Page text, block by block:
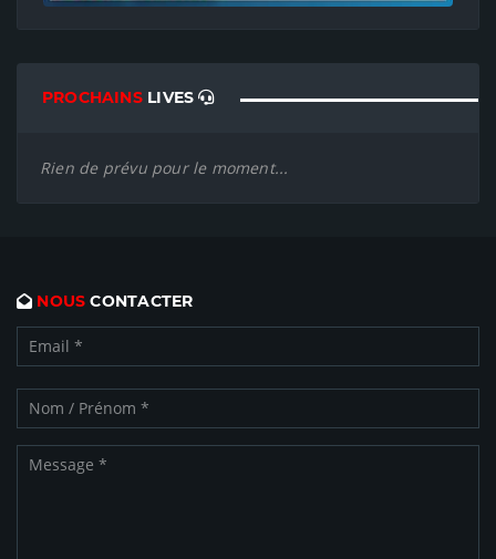
PROCHAINSLIVES
Rien de prévu pour le moment...
NOUS CONTACTER